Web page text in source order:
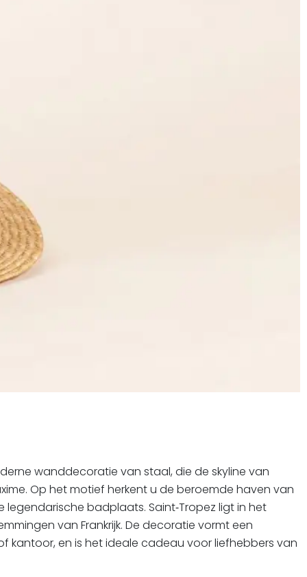
wanddecoratie van staal, die de skyline van
Op het motief herkent u de beroemde haven van
badplaats. Saint‑Tropez ligt in het
van Frankrijk. De decoratie vormt een
kantoor, en is het ideale cadeau voor liefhebbers van